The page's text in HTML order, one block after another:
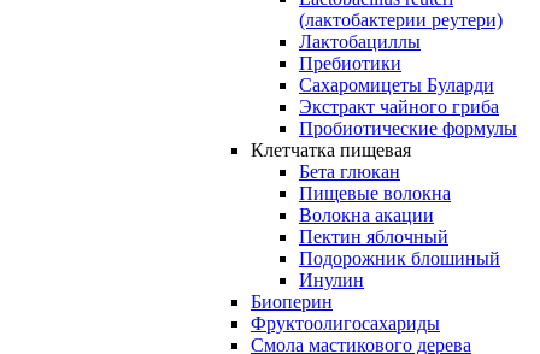
(лактобактерии реутери)
Лактобациллы
Пребиотики
Сахаромицеты Буларди
Экстракт чайного гриба
Пробиотические формулы
Клетчатка пищевая
Бета глюкан
Пищевые волокна
Волокна акации
Пектин яблочный
Подорожник блошиный
Инулин
Биоперин
Фруктоолигосахариды
Смола мастикового дерева